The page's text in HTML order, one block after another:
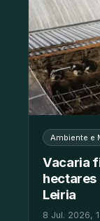
Ambiente e
Vacaria
hectares
Leiria
8 Jul. 2026,